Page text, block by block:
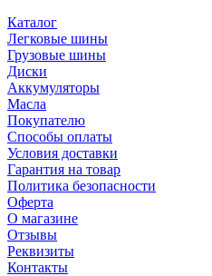
Каталог
Легковые шины
Грузовые шины
Диски
Аккумуляторы
Масла
Покупателю
Способы оплаты
Условия доставки
Гарантия на товар
Политика безопасности
Оферта
О магазине
Отзывы
Реквизиты
Контакты